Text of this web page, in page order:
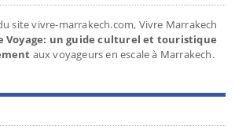
site vivre-marrakech.com, Vivre Marrakech
Voyage: un guide culturel et touristique
aux voyageurs en escale à Marrakech.